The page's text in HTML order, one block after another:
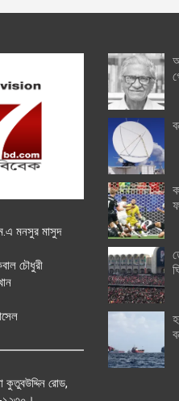
মনসুর মাসুদ
চৌধুরী
কুতুবউদ্দিন রোড,